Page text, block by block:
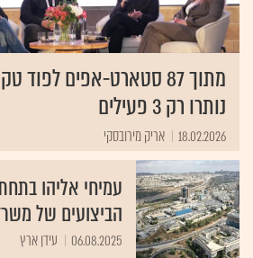
מתוך 87 סטארט-אפים
נותרו רק 3 פעילים
18.02.2026 אריק מירובסקי
עמיחי אליהו
הביצועים של
06.08.2025 עידן ארץ